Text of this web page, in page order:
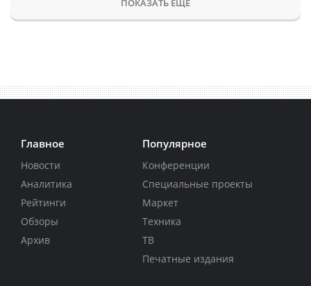
ПОКАЗАТЬ ЕЩЕ
Главное
Новости
Аналитика
Рейтинги
Обзоры
Архив
Популярное
Конференции
Специальные проекты
Маркет
Техника
ТВ
Печатные издания